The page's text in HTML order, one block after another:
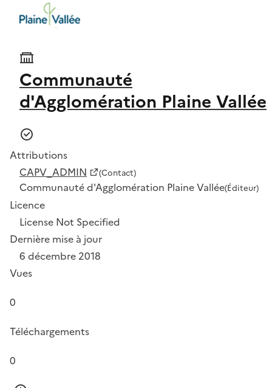
Communauté
d'Agglomération Plaine Vallée
Attributions
CAPV_ADMIN
(Contact)
Communauté d'Agglomération Plaine Vallée(Éditeur)
Licence
License Not Specified
Dernière mise à jour
6 décembre 2018
Vues
0
Téléchargements
0